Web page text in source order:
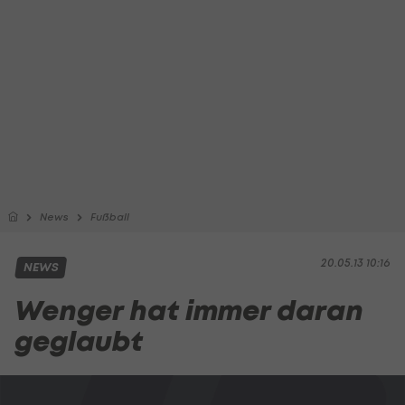
News Fußball
20.05.13 10:16
NEWS
Wenger hat immer daran
geglaubt